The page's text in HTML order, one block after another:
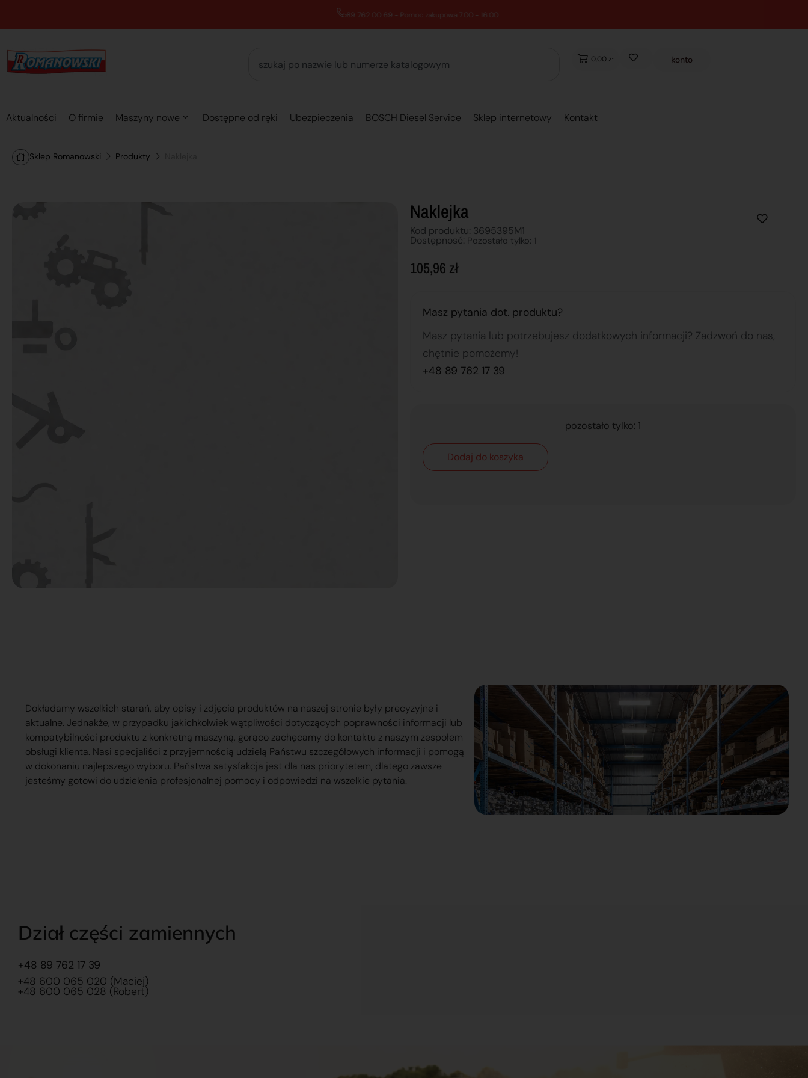
89 762 00 69 - Pomoc zakupowa 7:00 - 16:00
0,00 zł konto
Aktualności O firmie Maszyny nowe Dostępne od ręki Ubezpieczenia BOSCH Diesel Service Sklep internetowy Kontakt
Sklep Romanowski Produkty
Naklejka
Kod produktu: 3695395M1
Dostępnosć: Pozostało tylko: 1
105,96 zł
Masz pytania dot. produktu?
Masz pytania lub potrzebujesz dodatkowych informacji? Zadzwoń do nas,
chętnie pomożemy!
+48 89 762 17 39
pozostało tylko: 1
Dodaj do koszyka
Dokładamy wszelkich starań, aby opisy i zdjęcia produktów na naszej stronie były precyzyjne i
aktualne. Jednakże, w przypadku jakichkolwiek wątpliwości dotyczących poprawności informacji lub
kompatybilności produktu z konkretną maszyną, gorąco zachęcamy do kontaktu z naszym zespołem
obsługi klienta. Nasi specjaliści z przyjemnością udzielą Państwu szczegółowych informacji i pomogą
w dokonaniu najlepszego wyboru. Państwa satysfakcja jest dla nas priorytetem, dlatego zawsze
jesteśmy gotowi do udzielenia profesjonalnej pomocy i odpowiedzi na wszelkie pytania.
Dział części zamiennych
+48 89 762 17 39
+48 600 065 020 (Maciej)
+48 600 065 028 (Robert)